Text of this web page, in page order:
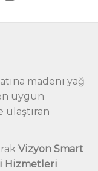
madeni yağ
uygun
Vizyon Smart
Hizmetleri